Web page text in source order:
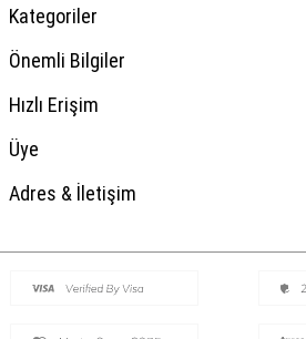
Kategoriler
Önemli Bilgiler
Hızlı Erişim
Üye
Adres & İletişim